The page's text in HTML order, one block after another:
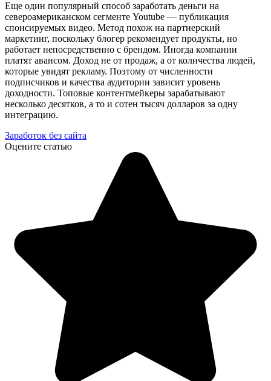
Еще один популярный способ заработать деньги на
североамериканском сегменте Youtube — публикация
спонсируемых видео. Метод похож на партнерский
маркетинг, поскольку блогер рекомендует продукты, но
работает непосредственно с брендом. Иногда компании
платят авансом. Доход не от продаж, а от количества людей,
которые увидят рекламу. Поэтому от численности
подписчиков и качества аудитории зависит уровень
доходности. Топовые контентмейкеры зарабатывают
несколько десятков, а то и сотен тысяч долларов за одну
интеграцию.
Заработок без сайта
Оцените статью